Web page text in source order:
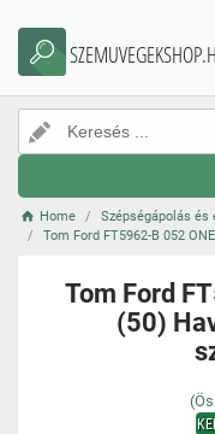
Home Szépségápolás és
Tom Ford FT5962-B 052
Tom Ford
(50)